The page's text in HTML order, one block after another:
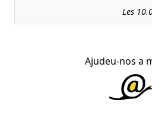
Les
Ajudeu-nos a